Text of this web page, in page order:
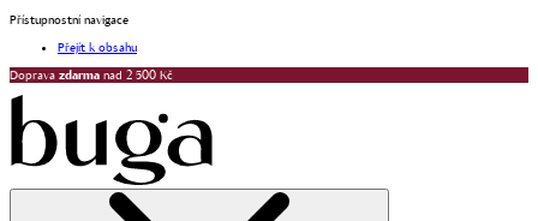
Přístupnostní navigace
Přejít k obsahu
Doprava zdarma nad 2 500 Kč